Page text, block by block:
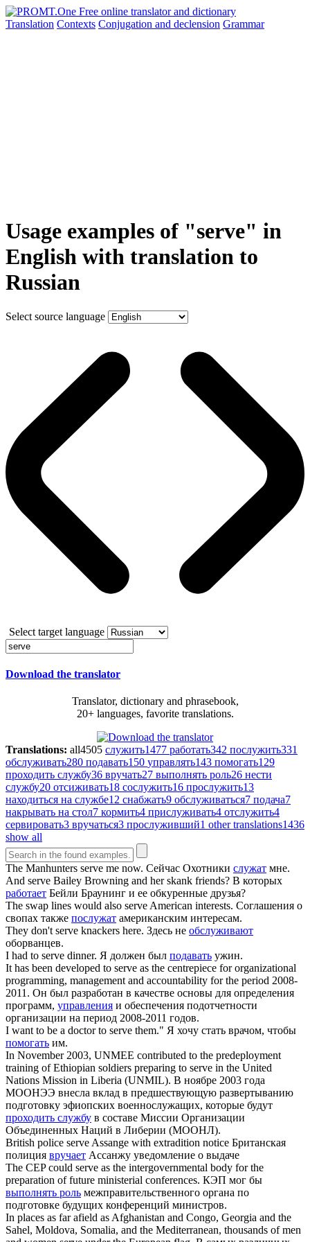
Translation Contexts Conjugation and declension Grammar
Usage examples of "serve" in
English with translation to
Russian
Select source language
Select target language
Download the translator
Translator, dictionary and phrasebook,
20+ languages, favorite translations.
Translations: all4505 служить1477 работать342 послужить331
обслуживать280 подавать150 управлять143 помогать129
проходить службу36 вручать27 выполнять роль26 нести
службу20 отсиживать18 сослужить16 прослужить13
находиться на службе12 снабжать9 обслуживаться7 подача7
накрывать на стол7 кормить4 прислуживать4 отслужить4
сервировать3 вручаться3 прослуживший1 other translations1436
show all
The Manhunters serve me now. Сейчас Охотники служат мне.
And serve Bailey Browning and her skank friends? В которых
работает Бейли Браунинг и ее обкуренные друзья?
The swap lines would also serveAmerican interests. Соглашения о
свопах также послужат американским интересам.
They don'tserve knackers here. Здесь не обслуживают
оборванцев.
I had to serve dinner. Я должен был подавать ужин.
It has been developed to serve as the centrepiece for organizational
programming, management and accountability for the period 2008-
2011. Он был разработан в качестве основы для определения
программ, управления и обеспечения подотчетности
организации на период 2008-2011 годов.
I want to be a doctor to serve them." Я хочу стать врачом, чтобы
помогать им.
In November 2003, UNMEE contributed to the predeployment
training of Ethiopian soldiers preparing to serve in the United
Nations Mission in Liberia (UNMIL). В ноябре 2003 года
МООНЭЭ внесла вклад в предшествующую развертыванию
подготовку эфиопских военнослужащих, которые будут
проходить службу в составе Миссии Организации
Объединенных Наций в Либерии (МООНЛ).
British police serveAssange with extradition notice Британская
полиция вручает Ассанжу уведомление о выдаче
The CEP could serve as the intergovernmental body for the
preparation of future ministerial conferences. КЭП мог бы
выполнять роль межправительственного органа по
подготовке будущих конференций министров.
In places as far afield as Afghanistan and Congo, Georgia and the
Sahel, Moldova, Somalia, and the Mediterranean, thousands of men